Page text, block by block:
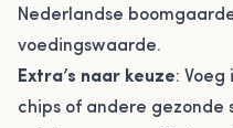
Nederlandse
voedingswaarde.
Extra’s naar keuze: Voeg
chips of andere gezonde